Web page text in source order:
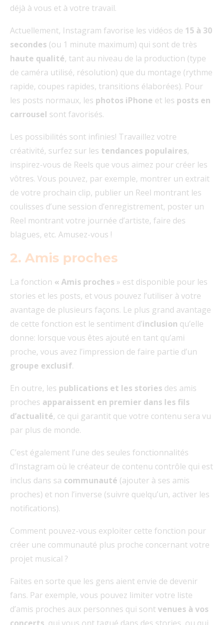
déjà à vous et à votre travail.
Actuellement, Instagram favorise les vidéos de 15 à 30
secondes (ou 1 minute maximum) qui sont de très
haute qualité, tant au niveau de la production (type
de caméra utilisé, résolution) que du montage (rythme
rapide, coupes rapides, transitions élaborées). Pour
les posts normaux, les photos iPhone et les posts en
carrousel sont favorisés.
Les possibilités sont infinies! Travaillez votre
créativité, surfez sur les tendances populaires,
inspirez-vous de Reels que vous aimez pour créer les
vôtres. Vous pouvez, par exemple, montrer un extrait
de votre prochain clip, publier un Reel montrant les
coulisses d’une session d’enregistrement, poster un
Reel montrant votre journée d’artiste, faire des
blagues, etc. Amusez-vous !
2. Amis proches
La fonction « Amis proches » est disponible pour les
stories et les posts, et vous pouvez l’utiliser à votre
avantage de plusieurs façons. Le plus grand avantage
de cette fonction est le sentiment d’inclusion qu’elle
donne: lorsque vous êtes ajouté en tant qu’ami
proche, vous avez l’impression de faire partie d’un
groupe exclusif.
En outre, les publications et les stories des amis
proches apparaissent en premier dans les fils
d’actualité, ce qui garantit que votre contenu sera vu
par plus de monde.
C’est également l’une des seules fonctionnalités
d’Instagram où le créateur de contenu contrôle qui est
inclus dans sa communauté (ajouter à ses amis
proches) et non l’inverse (suivre quelqu’un, activer les
notifications).
Comment pouvez-vous exploiter cette fonction pour
créer une communauté plus proche concernant votre
projet musical ?
Faites en sorte que les gens aient envie de devenir
fans. Par exemple, vous pouvez limiter votre liste
d’amis proches aux personnes qui sontvenues à vos